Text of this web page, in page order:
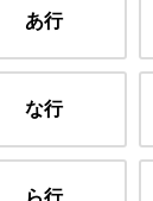
あ行
な行
ら行